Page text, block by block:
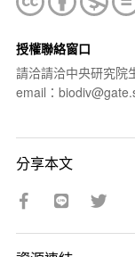
授權聯絡窗口
請洽請洽中央研究院
email：
分享本文